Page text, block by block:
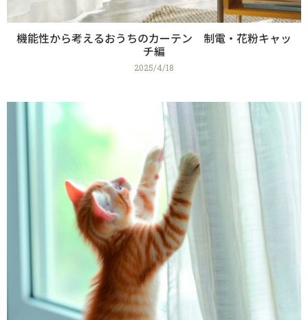
機能性から考えるおうちのカーテン 制電・花粉キャッ
チ編
2025/4/18